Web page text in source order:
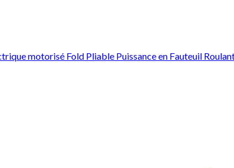
motorisé Fold Pliable Puissance en Fauteuil